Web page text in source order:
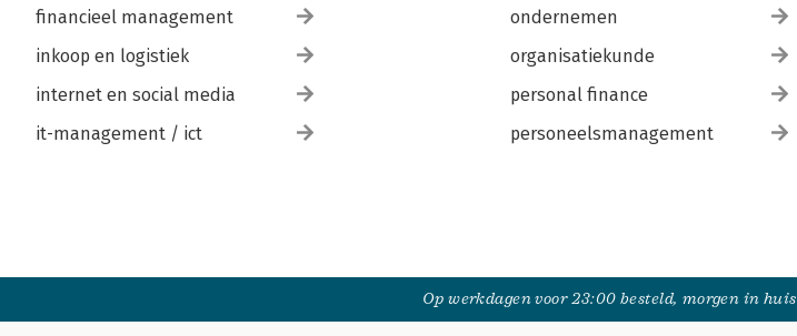
financieel management
inkoop en logistiek
internet en social media
it-management / ict
ondernemen
organisatiekunde
personal finance
personeelsmanagement
Op werkdagen voor 23:00 besteld, morgen in huis